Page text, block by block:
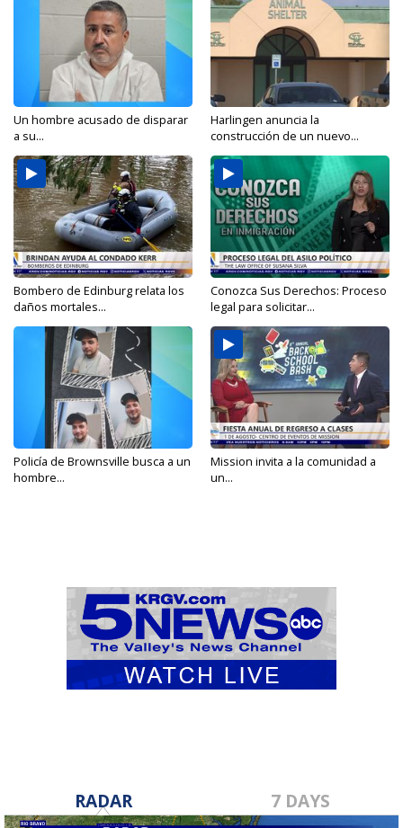
Un hombre acusado de disparar
a su...
Harlingen anuncia la
construcción de un nuevo...
Bombero de Edinburg relata los
daños mortales...
Conozca Sus Derechos: Proceso
legal para solicitar...
Policía de Brownsville busca a un
hombre...
Mission invita a la comunidad a
un...
RADAR 7 DAYS